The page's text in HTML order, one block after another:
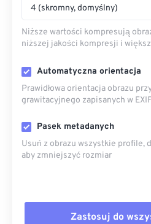
4 (skromny, domyślny)
Niższe wartości kompresują
niższej jakości kompresji i
Automatyczna orientacja
Prawidłowa orientacja obrazu
grawitacyjnego zapisanych w EXIF
Pasek metadanych
Usuń z obrazu wszystkie profile,
aby zmniejszyć rozmiar
Zastosuj do